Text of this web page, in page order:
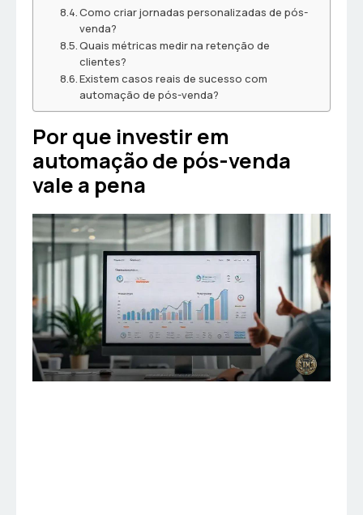
Como criar jornadas personalizadas de pós-
venda?
Quais métricas medir na retenção de
clientes?
Existem casos reais de sucesso com
automação de pós-venda?
Por que investir em
automação de pós-venda
vale a pena